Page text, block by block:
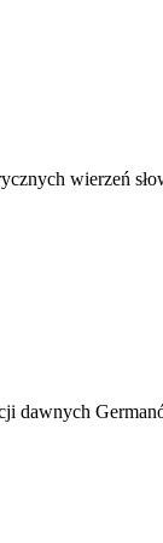
wierzeń
dawnych